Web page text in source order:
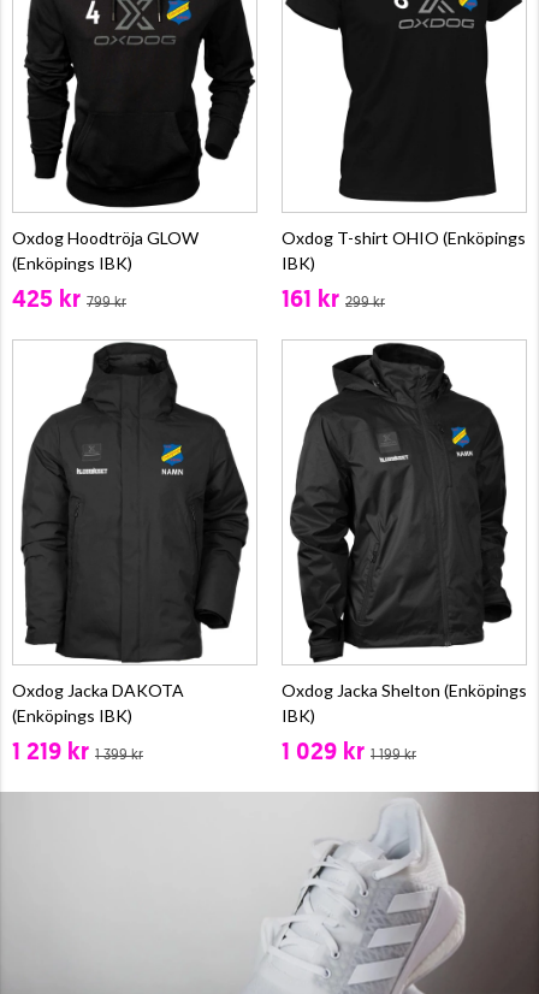
Oxdog Hoodtröja GLOW
(Enköpings IBK)
425 kr 799 kr
Oxdog T-shirt OHIO (Enköpings
IBK)
161 kr 299 kr
Oxdog Jacka DAKOTA
(Enköpings IBK)
1 219 kr 1 399 kr
Oxdog Jacka Shelton (Enköpings
IBK)
1 029 kr 1 199 kr